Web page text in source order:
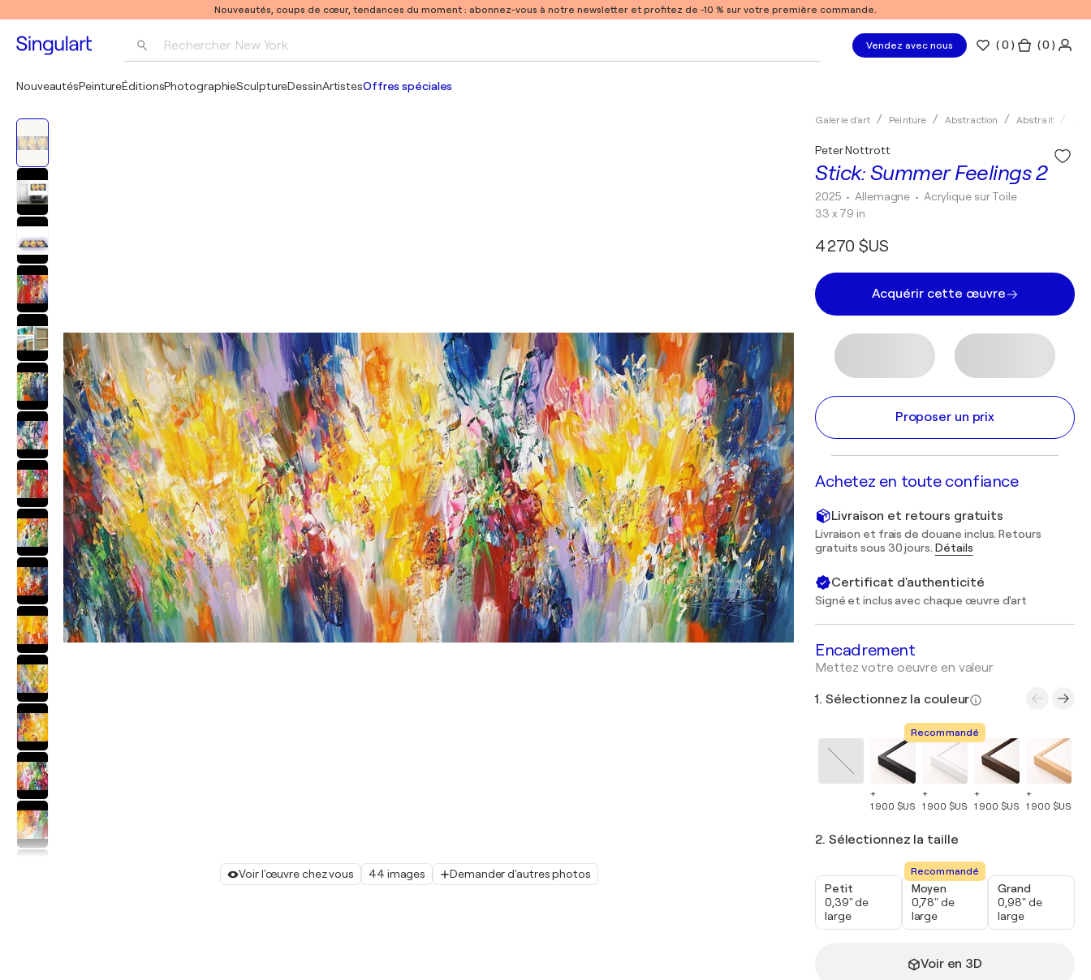
Nouveautés, coups de cœur, tendances du moment : abonnez-vous à notre newsletter et profitez de -10 % sur votre première commande.
Rechercher New York Vendez avec nous (0 ) ( 0 )
NouveautésPeintureÉditionsPhotographieSculptureDessinArtistesOffres spéciales
Voir l'œuvre chez vous 44 images Demander d'autres photos
Galerie d'art Peinture Abstraction Abstrait
Stick: Summer Feelings 2
Peter Nottrott
2025 • Allemagne • Acrylique sur Toile
33 x 79 in
4 270 $US
Acquérir cette œuvre
Proposer un prix
Achetez en toute confiance
Livraison et retours gratuits
Livraison et frais de douane inclus. Retours
gratuits sous 30 jours. Détails
Certificat d'authenticité
Signé et inclus avec chaque œuvre d'art
Encadrement
Mettez votre oeuvre en valeur
1. Sélectionnez la couleur
+
1 900 $US
Recommandé
+
1 900 $US
+
1 900 $US
+
1 900 $US
2. Sélectionnez la taille
Petit
0,39" de
large
Recommandé
Moyen
0,78" de
large
Grand
0,98" de
large
Voir en 3D